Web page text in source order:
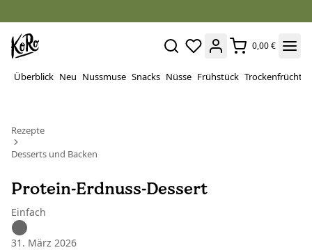
0,00 €
Überblick Neu Nussmuse Snacks Nüsse Frühstück Trockenfrüchte
Rezepte
Desserts und Backen
Protein-Erdnuss-Dessert
Einfach
31. März 2026